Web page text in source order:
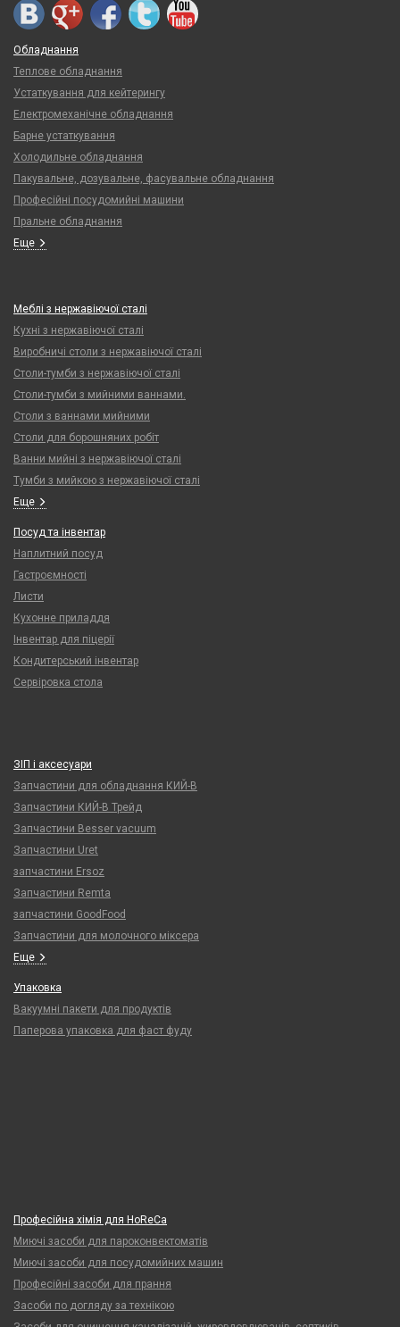
Обладнання
Теплове обладнання
Устаткування для кейтерингу
Електромеханічне обладнання
Барне устаткування
Холодильне обладнання
Пакувальне, дозувальне, фасувальне обладнання
Професійні посудомийні машини
Пральне обладнання
Еще
Меблі з нержавіючої сталі
Кухні з нержавіючої сталі
Виробничі столи з нержавіючої сталі
Столи-тумби з нержавіючої сталі
Столи-тумби з мийними ваннами.
Столи з ваннами мийними
Столи для борошняних робіт
Ванни мийні з нержавіючої сталі
Тумби з мийкою з нержавіючої сталі
Еще
Посуд та інвентар
Наплитний посуд
Гастроємності
Листи
Кухонне приладдя
Інвентар для піцерії
Кондитерський інвентар
Сервіровка стола
ЗІП і аксесуари
Запчастини для обладнання КИЙ-В
Запчастини КИЙ-В Трейд
Запчастини Besser vacuum
Запчастини Uret
запчастини Ersoz
Запчастини Remta
запчастини GoodFood
Запчастини для молочного міксера
Еще
Упаковка
Вакуумні пакети для продуктів
Паперова упаковка для фаст фуду
Професійна хімія для HoReCa
Миючі засоби для пароконвектоматів
Миючі засоби для посудомийних машин
Професійні засоби для прання
Засоби по догляду за технікою